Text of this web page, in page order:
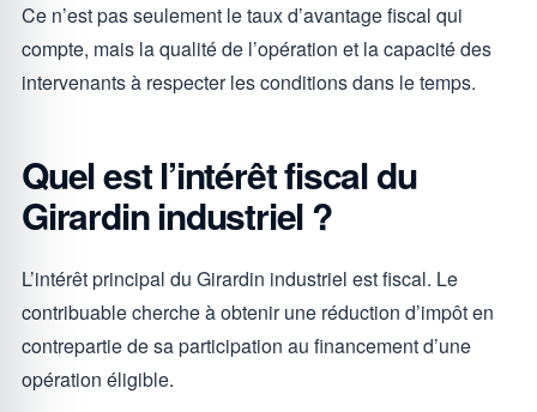
Ce n’est pas seulement le taux d’avantage fiscal qui
compte, mais la qualité de l’opération et la capacité des
intervenants à respecter les conditions dans le temps.
Quel est l’intérêt fiscal du
Girardin industriel ?
L’intérêt principal du Girardin industriel est fiscal. Le
contribuable cherche à obtenir une réduction d’impôt en
contrepartie de sa participation au financement d’une
opération éligible.